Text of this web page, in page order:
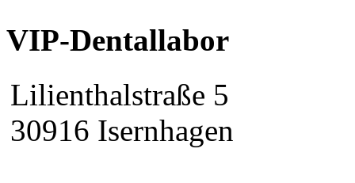
VIP-Dentallabor
Lilienthalstraße 5
30916 Isernhagen